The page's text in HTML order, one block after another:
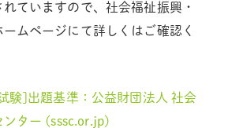
ていますので、社会福祉振興・
ムページにて詳しくはご確認く
験]出題基準：公益財団法人 社会
ター (sssc.or.jp)